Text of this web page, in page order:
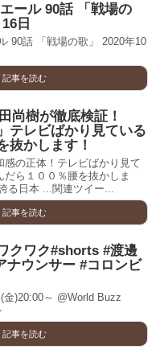
ール 90話 「戦場の
日
90話 「戦場の歌」 2020年10
記事を読む
尚樹が徹底検証！
テレビばかり見ている
抜かします！
感の正体！テレビばかり見て
ら１００％腰を抜かしま
る日本 ...関連ツイー...
記事を読む
クワク#shorts #渡邊
ナウンサー #コロンビ
金)20:00～ @World Buzz
記事を読む